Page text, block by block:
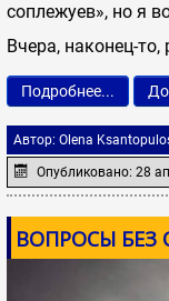
соплежуев», но я
Вчера, наконец-
Подробнее...
Автор: Olena
Опубликовано: 28
ВОПРОСЫ БЕЗ